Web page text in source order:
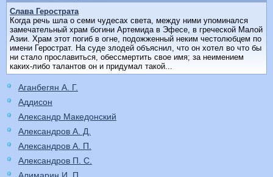
Слава Герострата
Когда речь шла о семи чудесах света, между ними упоминался
замечательный храм богини Артемида в Эфесе, в греческой Малой
Азии. Храм этот погиб в огне, подожженный неким честолюбцем по
имени Герострат. На суде злодей объяснил, что он хотел во что бы
ни стало прославиться, обессмертить свое имя; за неимением
каких-либо талантов он и придумал такой...
Аганбегян А. Г.
Аддисон
Александр Македонский
Александров А. Д.
Александров А. П.
Александров П. С.